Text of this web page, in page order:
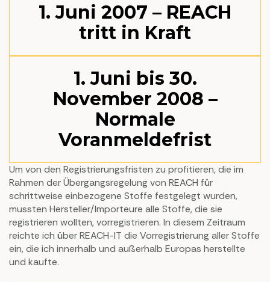
1. Juni 2007 – REACH
tritt in Kraft
1. Juni bis 30.
November 2008 –
Normale
Voranmeldefrist
Um von den Registrierungsfristen zu profitieren, die im
Rahmen der Übergangsregelung von REACH für
schrittweise einbezogene Stoffe festgelegt wurden,
mussten Hersteller/Importeure alle Stoffe, die sie
registrieren wollten, vorregistrieren. In diesem Zeitraum
reichte ich über REACH-IT die Vorregistrierung aller Stoffe
ein, die ich innerhalb und außerhalb Europas herstellte
und kaufte.